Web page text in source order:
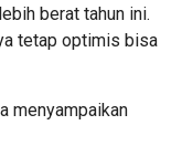
berat tahun ini.
tetap optimis bisa
menyampaikan